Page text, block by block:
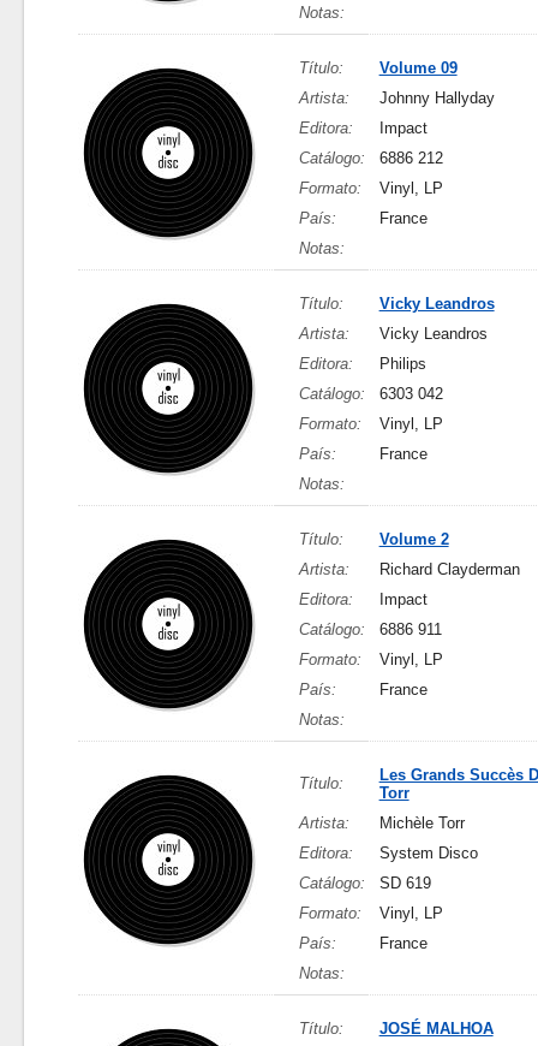
Notas:
Título:
Volume 09
Artista:
Johnny Hallyday
Editora:
Impact
Catálogo:
6886 212
Formato:
Vinyl, LP
País:
France
Notas:
Título:
Vicky Leandros
Artista:
Vicky Leandros
Editora:
Philips
Catálogo:
6303 042
Formato:
Vinyl, LP
País:
France
Notas:
Título:
Volume 2
Artista:
Richard Clayderman
Editora:
Impact
Catálogo:
6886 911
Formato:
Vinyl, LP
País:
France
Notas:
Título:
Les Grands Succès
Torr
Artista:
Michèle Torr
Editora:
System Disco
Catálogo:
SD 619
Formato:
Vinyl, LP
País:
France
Notas:
Título:
JOSÉ MALHOA